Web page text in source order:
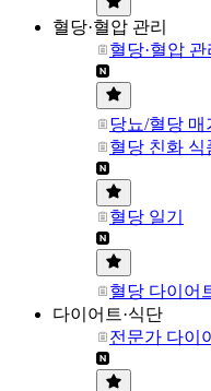
혈당·혈압 관리
혈당·혈압 관
당뇨/혈당 매
혈당 친화 식
혈당 일기
혈당 다이어
다이어트·식단
전문가 다이